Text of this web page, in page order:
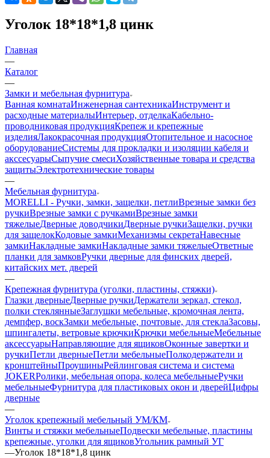
Уголок 18*18*1,8 цинк
Главная
—
Каталог
—
Замки и мебельная фурнитура
Ванная комнатаИнженерная сантехникаИнструмент и
расходные материалыИнтерьер, отделкаКабельно-
проводниковая продукцияКрепеж и крепежные
изделияЛакокрасочная продукцияОтопительное и насосное
оборудованиеСистемы для прокладки и изоляции кабеля и
акссесуарыСыпучие смесиХозяйственные товара и средства
защитыЭлектротехнические товары
—
Мебельная фурнитура
MORELLI - Ручки, замки, защелки, петлиВрезные замки без
ручкиВрезные замки с ручкамиВрезные замки
тяжелыеДверные доводчикиДверные ручкиЗащелки, ручки
для защелокКодовые замкиМеханизмы секретаНавесные
замкиНакладные замкиНакладные замки тяжелыеОтветные
планки для замковРучки дверные для финских дверей,
китайских мет. дверей
—
Крепежная фурнитура (уголки, пластины, стяжки)
Глазки дверныеДверные ручкиДержатели зеркал, стекол,
полки стеклянныеЗаглушки мебельные, кромочная лента,
демпфер, воскЗамки мебельные, почтовые, для стеклаЗасовы,
шпингалеты, ветровые крючкиКрючки мебельныеМебельные
аксессуарыНаправляющие для ящиковОконные завертки и
ручкиПетли дверныеПетли мебельныеПолкодержатели и
кронштейныПроушиныРейлинговая система и система
JOKERРолики, мебельная опора, колеса мебельныеРучки
мебельныеФурнитура для пластиковых окон и дверейЦифры
дверные
—
Уголок крепежный мебельный УМ/КМ
Винты и стяжки мебельныеПодвески мебельные, пластины
крепежные, уголки для ящиковУгольник рамный УГ
—Уголок 18*18*1,8 цинк